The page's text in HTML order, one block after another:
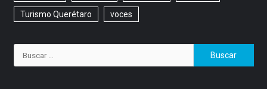
Turismo Querétaro voces